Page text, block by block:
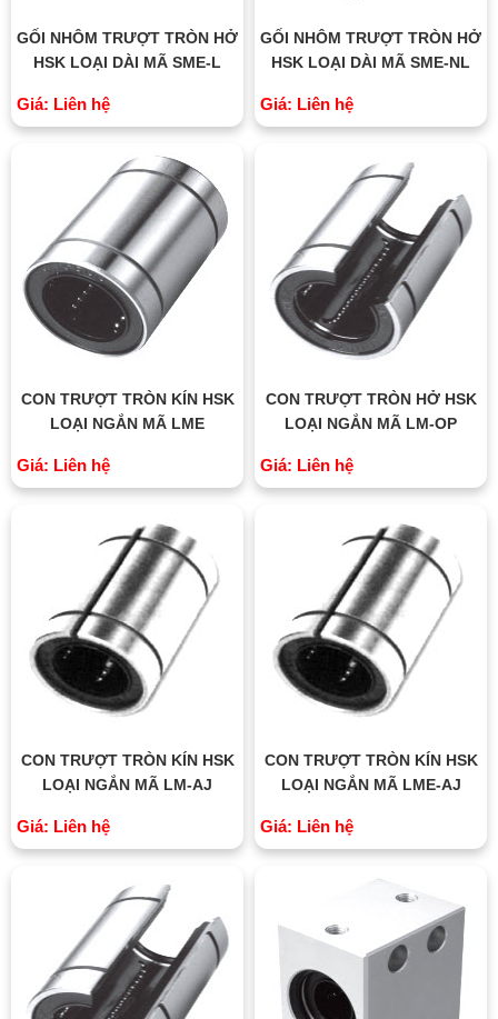
GỐI NHÔM TRƯỢT TRÒN HỞ
HSK LOẠI DÀI MÃ SME-L
Giá: Liên hệ
GỐI NHÔM TRƯỢT TRÒN HỞ
HSK LOẠI DÀI MÃ SME-NL
Giá: Liên hệ
CON TRƯỢT TRÒN KÍN HSK
LOẠI NGẮN MÃ LME
Giá: Liên hệ
CON TRƯỢT TRÒN HỞ HSK
LOẠI NGẮN MÃ LM-OP
Giá: Liên hệ
CON TRƯỢT TRÒN KÍN HSK
LOẠI NGẮN MÃ LM-AJ
Giá: Liên hệ
CON TRƯỢT TRÒN KÍN HSK
LOẠI NGẮN MÃ LME-AJ
Giá: Liên hệ